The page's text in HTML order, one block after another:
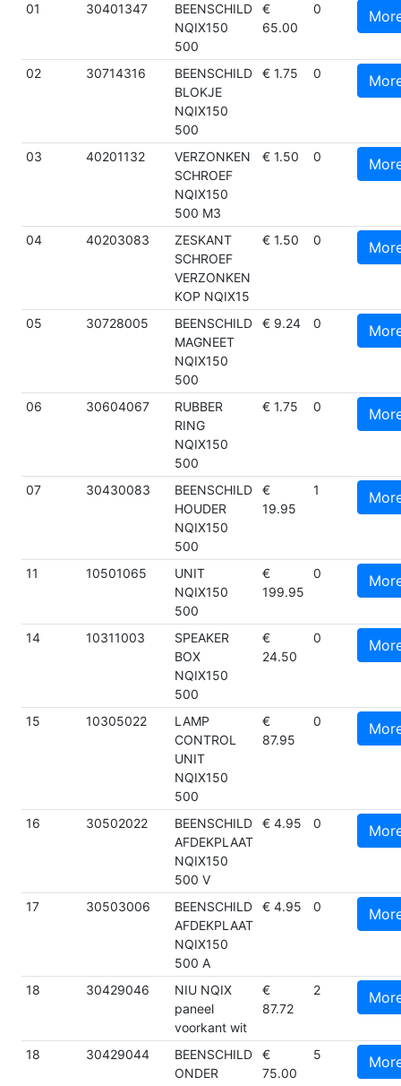
01
30401347
BEENSCHILD
NQIX150
500
€
65.00
0
02 30714316
BEENSCHILD
BLOKJE
NQIX150
500
€ 1.75 0
03 40201132
VERZONKEN
SCHROEF
NQIX150
500 M3
€ 1.50 0
04 40203083
ZESKANT
SCHROEF
VERZONKEN
KOP NQIX15
€ 1.50 0
05 30728005
BEENSCHILD
MAGNEET
NQIX150
500
€ 9.24 0
06 30604067
RUBBER
RING
NQIX150
500
€ 1.75 0
07 30430083
BEENSCHILD
HOUDER
NQIX150
500
€
19.95
1
11 10501065
UNIT
NQIX150
500
€
199.95
0
14 10311003
SPEAKER
BOX
NQIX150
500
€
24.50
0
15 10305022
LAMP
CONTROL
UNIT
NQIX150
500
€
87.95
0
16 30502022
BEENSCHILD
AFDEKPLAAT
NQIX150
500 V
€ 4.95 0
17 30503006
BEENSCHILD
AFDEKPLAAT
NQIX150
500 A
€ 4.95 0
18 30429046
NIU NQIX
paneel
voorkant wit
€
87.72
2
18 30429044
BEENSCHILD
ONDER
€
75.00
5